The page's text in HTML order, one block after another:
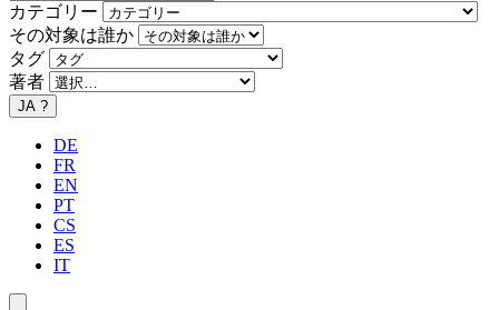
カテゴリー
その対象は誰か
タグ
著者
JA ?
DE
FR
EN
PT
CS
ES
IT